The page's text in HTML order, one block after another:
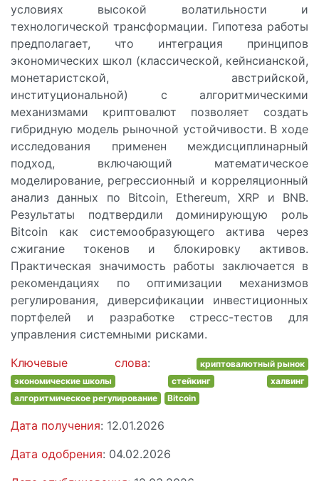
условиях высокой волатильности и
технологической трансформации. Гипотеза работы
предполагает, что интеграция принципов
экономических школ (классической, кейнсианской,
монетаристской, австрийской,
институциональной) с алгоритмическими
механизмами криптовалют позволяет создать
гибридную модель рыночной устойчивости. В ходе
исследования применен междисциплинарный
подход, включающий математическое
моделирование, регрессионный и корреляционный
анализ данных по Bitcoin, Ethereum, XRP и BNB.
Результаты подтвердили доминирующую роль
Bitcoin как системообразующего актива через
сжигание токенов и блокировку активов.
Практическая значимость работы заключается в
рекомендациях по оптимизации механизмов
регулирования, диверсификации инвестиционных
портфелей и разработке стресс-тестов для
управления системными рисками.
Ключевые слова: криптовалютный рынок
экономические школы
cтейкинг
халвинг
алгоритмическое регулирование
Bitcoin
Дата получения: 12.01.2026
Дата одобрения: 04.02.2026